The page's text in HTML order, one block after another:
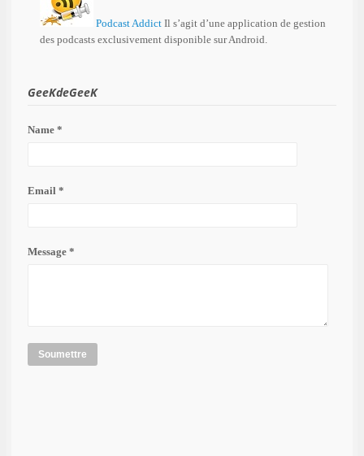
Podcast Addict Il s’agit d’une application de gestion
des podcasts exclusivement disponible sur Android.
GeeKdeGeeK
Name *
Email *
Message *
Soumettre